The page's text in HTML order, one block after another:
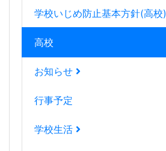
学校いじめ防止基本方針(高校)
高校
お知らせ
行事予定
学校生活